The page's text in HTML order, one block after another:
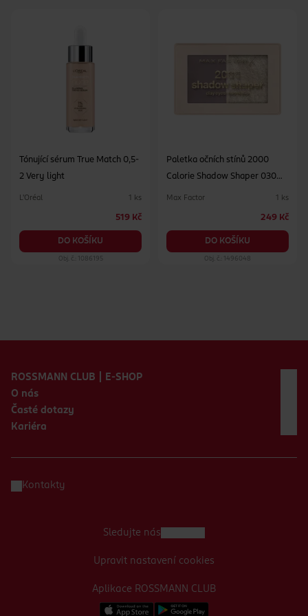
Tónující sérum True Match 0,5-
2 Very light
L'Oréal 1 ks
519 Kč
DO KOŠÍKU
Obj. č.: 1086195
Paletka očních stínů 2000
Calorie Shadow Shaper 030
Max Factor 1 ks
249 Kč
DO KOŠÍKU
Obj. č.: 1496048
ROSSMANN CLUB | E-SHOP
O nás
Časté dotazy
Kariéra
Kontakty
Aplikace ROSSMANN CLUB
Sledujte nás
Upravit nastavení cookies